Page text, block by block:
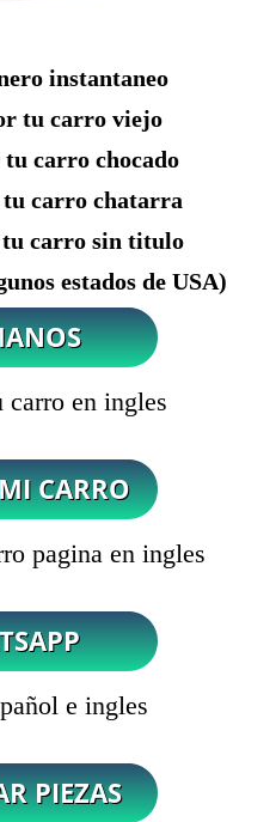
instantaneo
tu carro viejo
tu carro chocado
tu carro chatarra
tu carro sin titulo
estados de USA)
carro en ingles
pagina en ingles
e ingles